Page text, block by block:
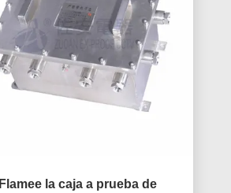
Flamee la caja a prueba de